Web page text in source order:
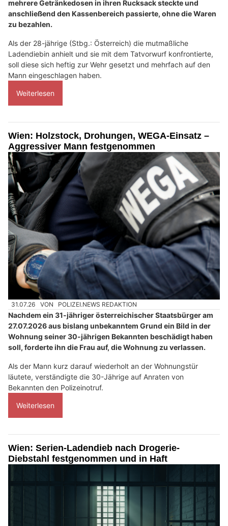
mehrere Getränkedosen in ihren Rucksack steckte und
anschließend den Kassenbereich passierte, ohne die Waren
zu bezahlen.
Als der 28-jährige (Stbg.: Österreich) die mutmaßliche
Ladendiebin anhielt und sie mit dem Tatvorwurf konfrontierte,
soll diese sich heftig zur Wehr gesetzt und mehrfach auf den
Mann eingeschlagen haben.
Weiterlesen
Wien: Holzstock, Drohungen, WEGA-Einsatz –
Aggressiver Mann festgenommen
31.07.26 VON POLIZEI.NEWS REDAKTION
Nachdem ein 31-jähriger österreichischer Staatsbürger am
27.07.2026 aus bislang unbekanntem Grund ein Bild in der
Wohnung seiner 30-jährigen Bekannten beschädigt haben
soll, forderte ihn die Frau auf, die Wohnung zu verlassen.
Als der Mann kurz darauf wiederholt an der Wohnungstür
läutete, verständigte die 30-Jährige auf Anraten von
Bekannten den Polizeinotruf.
Weiterlesen
Wien: Serien-Ladendieb nach Drogerie-
Diebstahl festgenommen und in Haft